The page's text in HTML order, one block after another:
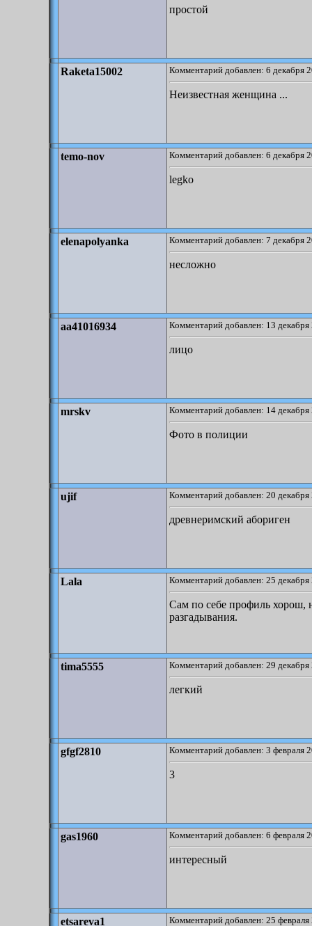
простой
Raketa15002 Комментарий добавлен: 6 декабря
Неизвестная женщина ...
temo-nov Комментарий добавлен: 6 декабря
legko
elenapolyanka Комментарий добавлен: 7 декабря
несложно
aa41016934 Комментарий добавлен: 13
лицо
mrskv Комментарий добавлен: 14
Фото в полиции
ujif Комментарий добавлен: 20
древнеримский абориген
Lala Комментарий добавлен: 25
Сам по себе профиль хорош,
разгадывания.
tima5555 Комментарий добавлен: 29
легкий
gfgf2810 Комментарий добавлен: 3 февраля
3
gas1960 Комментарий добавлен: 6 февраля
интересный
etsareva1 Комментарий добавлен: 25